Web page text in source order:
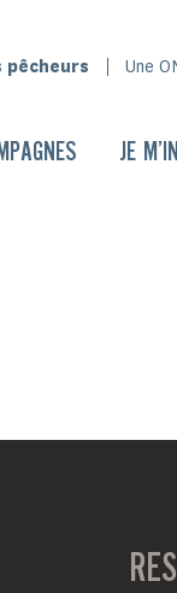
Une
JE